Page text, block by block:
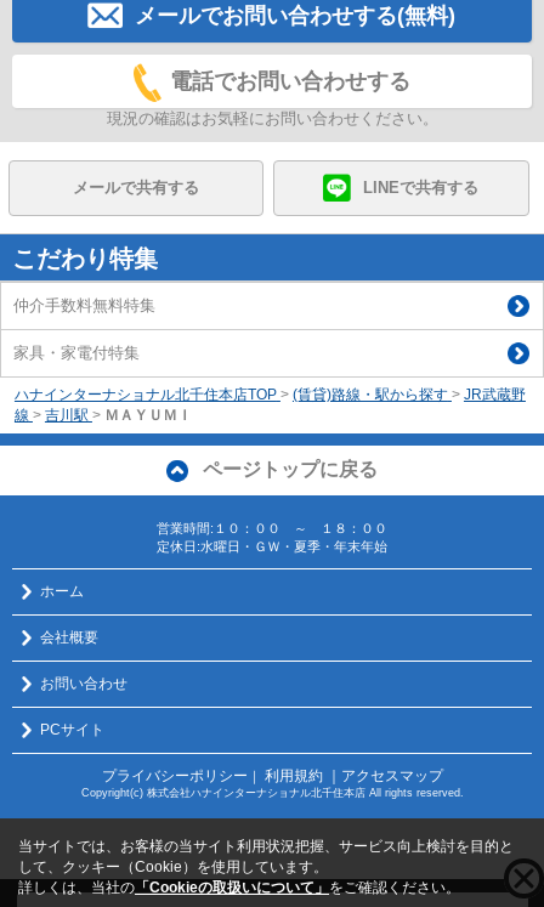
メールでお問い合わせする(無料)
電話でお問い合わせする
現況の確認はお気軽にお問い合わせください。
メールで共有する LINEで共有する
こだわり特集
仲介手数料無料特集
家具・家電付特集
ハナインターナショナル北千住本店TOP > (賃貸)路線・駅から探す > JR武蔵野
線 > 吉川駅 > ＭＡＹＵＭＩ
ページトップに戻る
営業時間:１０：００ ～ １８：００
定休日:水曜日・ＧＷ・夏季・年末年始
ホーム
会社概要
お問い合わせ
PCサイト
プライバシーポリシー 利用規約 ｜アクセスマップ
Copyright(c) 株式会社ハナインターナショナル北千住本店 All rights reserved.
当サイトでは、お客様の当サイト利用状況把握、サービス向上検討を目的と
して、クッキー（Cookie）を使用しています。
詳しくは、当社の 「Cookieの取扱いについて」 をご確認ください。